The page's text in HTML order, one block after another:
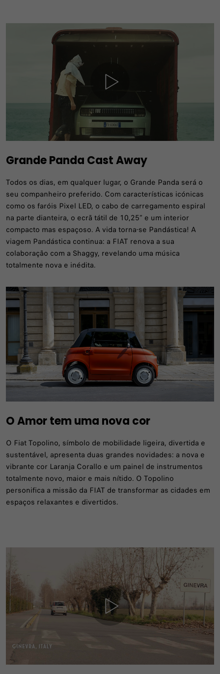
Grande Panda Cast Away
Todos os dias, em qualquer lugar, o Grande Panda será o
seu companheiro preferido. Com características icónicas
como os faróis Pixel LED, o cabo de carregamento espiral
na parte dianteira, o ecrã tátil de 10,25” e um interior
compacto mas espaçoso. A vida torna-se Pandástica! A
viagem Pandástica continua: a FIAT renova a sua
colaboração com a Shaggy, revelando uma música
totalmente nova e inédita.
O Amor tem uma nova cor
O Fiat Topolino, símbolo de mobilidade ligeira, divertida e
sustentável, apresenta duas grandes novidades: a nova e
vibrante cor Laranja Corallo e um painel de instrumentos
totalmente novo, maior e mais nítido. O Topolino
personifica a missão da FIAT de transformar as cidades em
espaços relaxantes e divertidos.